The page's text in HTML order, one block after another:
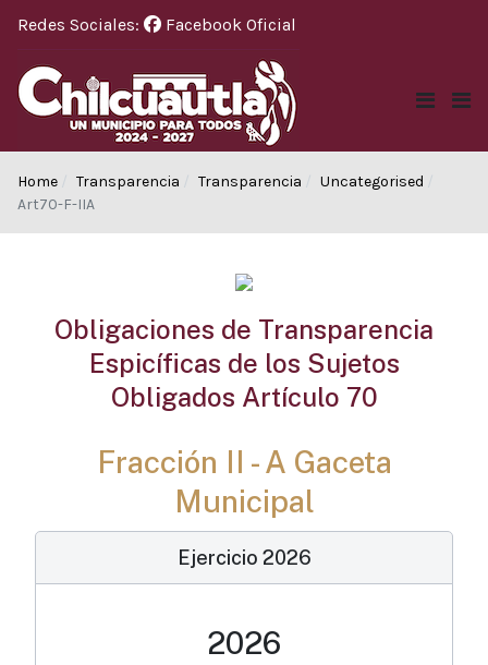
Redes Sociales: Facebook Oficial
Home Transparencia Transparencia
Uncategorised
Art70-F-IIA
Obligaciones de Transparencia
Espicíficas de los Sujetos
Obligados Artículo 70
Fracción II - A Gaceta
Municipal
Ejercicio 2026
2026